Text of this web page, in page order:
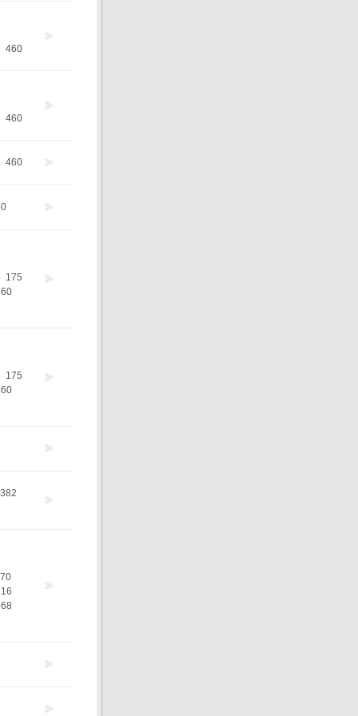
460
460
460
175
175
382